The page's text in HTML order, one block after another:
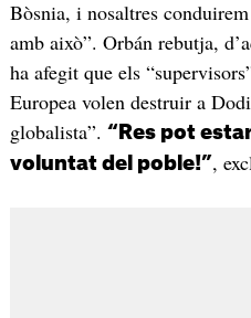
Bòsnia, i nosaltres
amb això”. Orbán rebutja,
ha afegit que els
Europea volen destruir a
globalista”. “Res pot
voluntat del poble!”,